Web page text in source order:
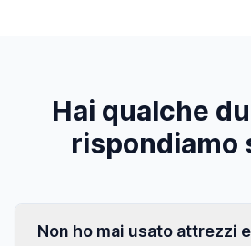
Hai qualche
rispondiamo
Non ho mai usato attrezzi